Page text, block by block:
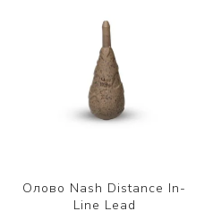
Олово Nash Distance In-
Line Lead